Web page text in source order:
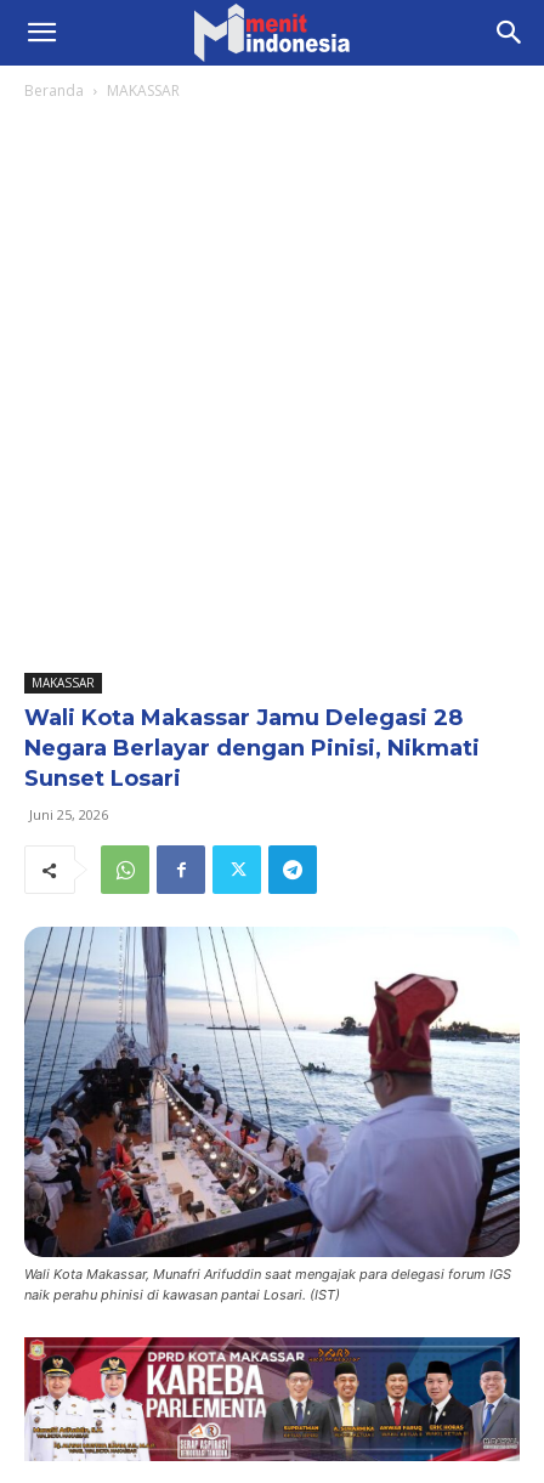
Beranda MAKASSAR
MAKASSAR
Wali Kota Makassar Jamu Delegasi 28
Negara Berlayar dengan Pinisi, Nikmati
Sunset Losari
Juni 25, 2026
Wali Kota Makassar, Munafri Arifuddin saat mengajak para delegasi forum IGS
naik perahu phinisi di kawasan pantai Losari. (IST)